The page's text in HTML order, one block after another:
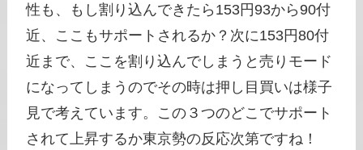
性も、もし割り込んできたら153円93から90付
近、ここもサポートされるか？次に153円80付
近まで、ここを割り込んでしまうと売りモード
になってしまうのでその時は押し目買いは様子
見で考えています。この３つのどこでサポート
されて上昇するか東京勢の反応次第ですね！